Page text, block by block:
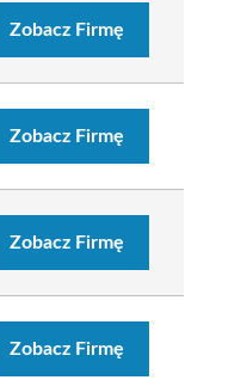
Zobacz Firmę
Zobacz Firmę
Zobacz Firmę
Zobacz Firmę